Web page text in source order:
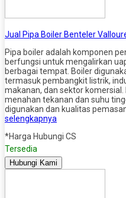
Jual Pipa Boiler Benteler
Pipa boiler adalah komponen
berfungsi untuk mengalirkan
berbagai tempat. Boiler
termasuk pembangkit listrik,
makanan, dan sektor
menahan tekanan dan suhu
digunakan dan kualitas
selengkapnya
*Harga Hubungi CS
Tersedia
Hubungi Kami